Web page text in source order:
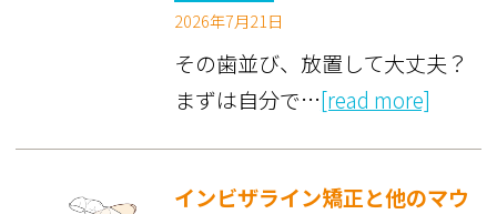
2026年7月21日
その歯並び、放置して大丈夫？
まずは自分で…[read more]
インビザライン矯正と他のマウ